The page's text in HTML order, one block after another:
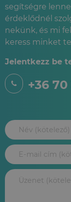
segítségre
érdeklődnél
nekünk, és mi
keress minket
Jelentkezz be
+36 70